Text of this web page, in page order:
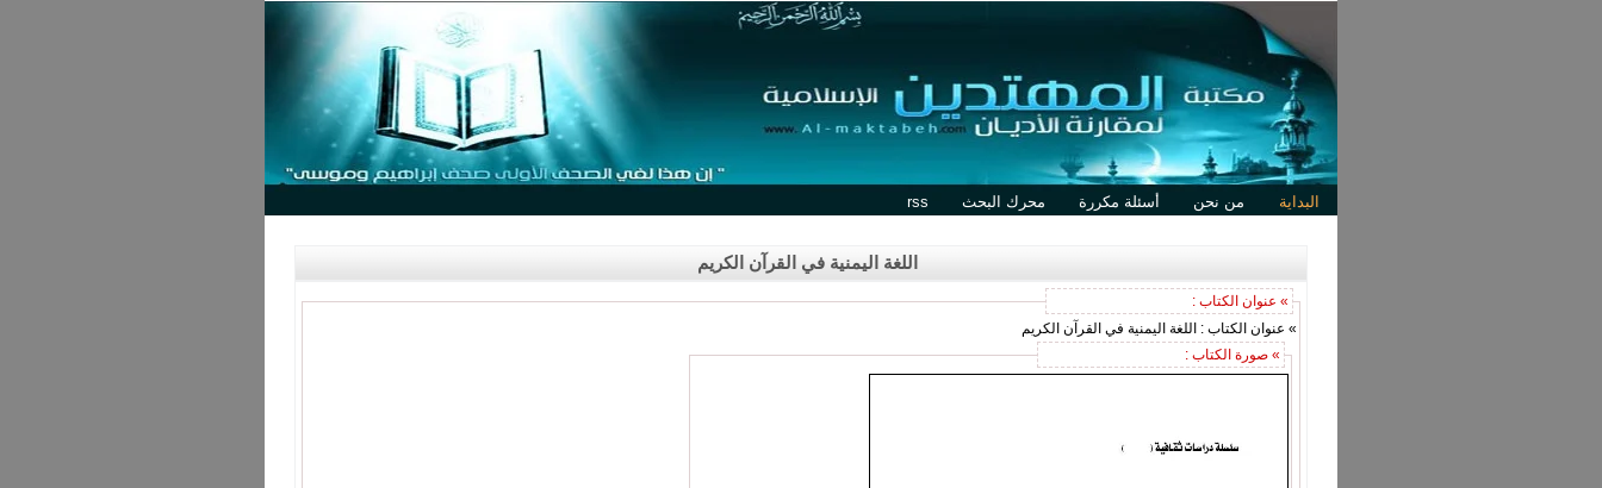
البداية من نحن أسئلة مكررة محرك البحث rss
اللغة اليمنية في القرآن الكريم
» عنوان الكتاب :
» عنوان الكتاب : اللغة اليمنية في القرآن الكريم
» صورة الكتاب :